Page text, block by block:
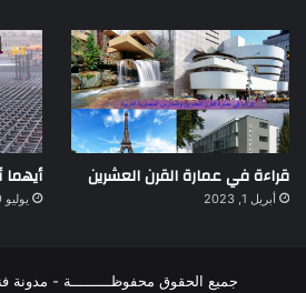
قراءة في عمارة القرن العشرين
أبريل 1, 2023 يوليو 9, 2023
جميع الحقوق محفوظـــــــــة - مدونة